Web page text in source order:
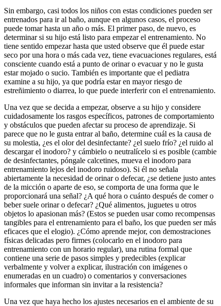
Sin embargo, casi todos los niños con estas condiciones pueden ser
entrenados para ir al baño, aunque en algunos casos, el proceso
puede tomar hasta un año o más. El primer paso, de nuevo, es
determinar si su hijo está listo para empezar el entrenamiento. No
tiene sentido empezar hasta que usted observe que él puede estar
seco por una hora o más cada vez, tiene evacuaciones regulares, está
consciente cuando está a punto de orinar o evacuar y no le gusta
estar mojado o sucio. También es importante que el pediatra
examine a su hijo, ya que podría estar en mayor riesgo de
estreñimiento o diarrea, lo que puede interferir con el entrenamiento.
Una vez que se decida a empezar, observe a su hijo y considere
cuidadosamente los rasgos específicos, patrones de comportamiento
y obstáculos que pueden afectar su proceso de aprendizaje. Si
parece que no le gusta entrar al baño, determine cuál es la causa de
su molestia, ¿es el olor del desinfectante? ¿el suelo frío? ¿el ruido al
descargar el inodoro? y cámbielo o neutralícelo si es posible (cambie
de desinfectantes, póngale calcetines, mueva el inodoro para
entrenamiento lejos del inodoro ruidoso). Si él no señala
abiertamente la necesidad de orinar o defecar, ¿se detiene justo antes
de la micción o aparte de eso, se comporta de una forma que le
proporcionará una señal? ¿A qué hora o cuánto después de comer o
beber suele orinar o defecar? ¿Qué alimentos, juguetes u otros
objetos lo apasionan más? (Estos se pueden usar como recompensas
tangibles para el entrenamiento para el baño, los que pueden ser más
eficaces que el elogio). ¿Cómo aprende mejor, con demostraciones
físicas delicadas pero firmes (colocarlo en el inodoro para
entrenamiento con un horario regular), una rutina formal que
contiene una serie de pasos simples y predecibles (explicar
verbalmente y volver a explicar, ilustración con imágenes o
enumeradas en un cuadro) o comentarios y conversaciones
informales que informan sin invitar a la resistencia?
Una vez que haya hecho los ajustes necesarios en el ambiente de su